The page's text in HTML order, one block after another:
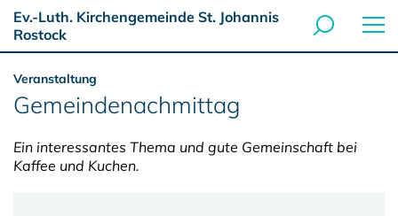
Ev.-Luth. Kirchengemeinde St. Johannis
Rostock
Veranstaltung
Gemeindenachmittag
Ein interessantes Thema und gute Gemeinschaft bei
Kaffee und Kuchen.